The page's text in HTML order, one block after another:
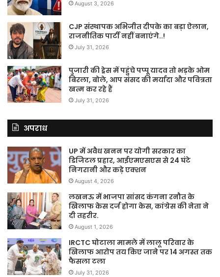
August 3, 2026
CJP संस्थापक अभिजीत दीपके का बड़ा ऐलान,
राजनीतिक पार्टी नहीं बनाएंगे..!
July 31, 2026
पुजारी की ड्रेस में पहुंचे पप्पू यादव तो भड़के ओम
बिरला, बोले, आप संसद की मर्यादा और पवित्रता
खत्म कर रहे हैं
July 31, 2026
अपराध
UP में अवैध खनन पर योगी सरकार का
डिजिटल प्रहार, आईएमएसएस से 24 घंटे
निगरानी और कड़े एक्शन
August 4, 2026
लखनऊ में भाजपा सांसद कंगना रनौत के
खिलाफ केस दर्ज होगा केस, कांग्रेस की नेता ने
दी तहरीर.
August 1, 2026
IRCTC घोटाला मामले में लालू परिवार के
खिलाफ आरोप तय किए जाने पर 14 अगस्त तक
फैसला टला
July 31, 2026